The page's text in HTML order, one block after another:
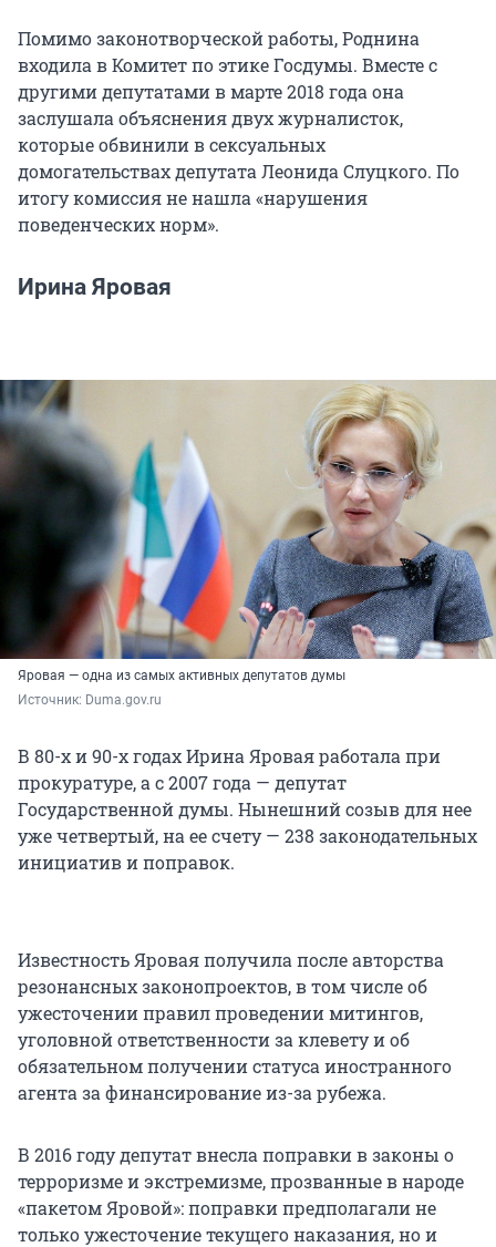
Помимо законотворческой работы, Роднина
входила в Комитет по этике Госдумы. Вместе с
другими депутатами в марте 2018 года она
заслушала объяснения двух журналисток,
которые обвинили в сексуальных
домогательствах депутата Леонида Слуцкого. По
итогу комиссия не нашла «нарушения
поведенческих норм».
Ирина Яровая
Яровая — одна из самых активных депутатов думы
Источник: Duma.gov.ru
В 80-х и 90-х годах Ирина Яровая работала при
прокуратуре, а с 2007 года — депутат
Государственной думы. Нынешний созыв для нее
уже четвертый, на ее счету — 238 законодательных
инициатив и поправок.
Известность Яровая получила после авторства
резонансных законопроектов, в том числе об
ужесточении правил проведении митингов,
уголовной ответственности за клевету и об
обязательном получении статуса иностранного
агента за финансирование из-за рубежа.
В 2016 году депутат внесла поправки в законы о
терроризме и экстремизме, прозванные в народе
«пакетом Яровой»: поправки предполагали не
только ужесточение текущего наказания, но и